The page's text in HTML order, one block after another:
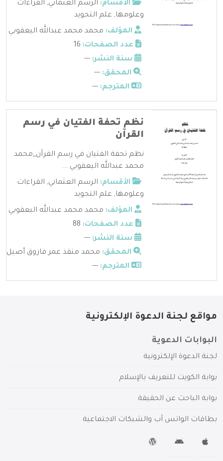
الأقسام: الرسم العثماني, القراءات
وعلومها, علم التجويد
المؤلف: محمد محمد عبدالله اليعقوبي
عدد الصفحات:
سنة النشر: ---
المحقق: ---
المترجم: ---
نظم تحفة الفتيان في رسم
القرآن
نظم تحفة الفتيان في رسم القرآن_محمد
محمد عبدالله اليعقوبي ...
الأقسام: الرسم العثماني, القراءات
وعلومها, علم التجويد
المؤلف: محمد محمد عبدالله اليعقوبي
عدد الصفحات:
سنة النشر: ---
المحقق: محمد منقذ عمر فاروق أصيل
المترجم: ---
مواقع لجنة الدعوة الإلكترونية
البوابات الدعوية
لجنة الدعوة الإلكترونية
بوابة الكويت للتعريف بالإسلام
بوابة الباحث عن الحقيقة
بطاقات الواتس آب والشبكات الاجتماعية